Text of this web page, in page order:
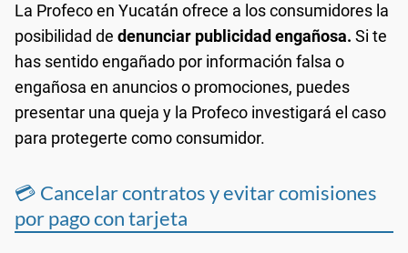
La Profeco en Yucatán ofrece a los consumidores la
posibilidad de denunciar publicidad engañosa. Si te
has sentido engañado por información falsa o
engañosa en anuncios o promociones, puedes
presentar una queja y la Profeco investigará el caso
para protegerte como consumidor.
💳 Cancelar contratos y evitar comisiones
por pago con tarjeta